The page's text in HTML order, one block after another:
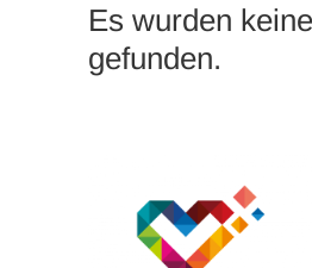
Es wurden
gefunden.